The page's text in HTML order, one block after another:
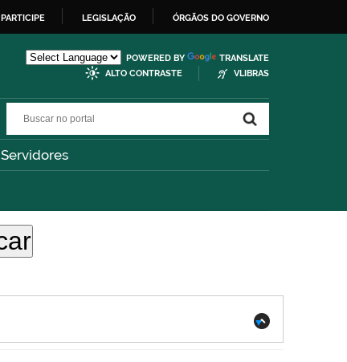
PARTICIPE LEGISLAÇÃO ÓRGÃOS DO GOVERNO
POWERED BY
TRANSLATE
ALTO CONTRASTE
VLIBRAS
Servidores